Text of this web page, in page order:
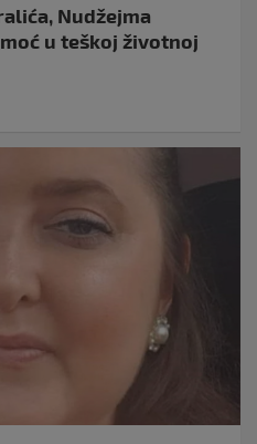
Nudžejma
u teškoj životnoj